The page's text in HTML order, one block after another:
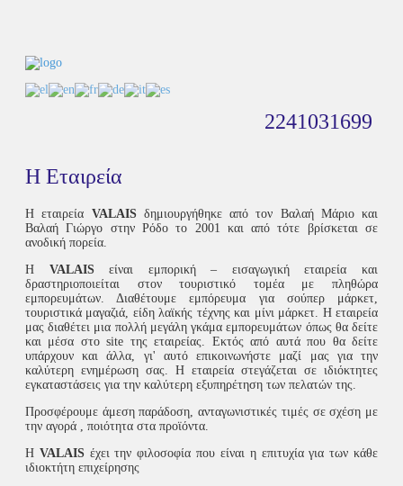
2241031699
Η Εταιρεία
Η εταιρεία VALAISδημιουργήθηκε από τον Βαλαή Μάριο και
Βαλαή Γιώργο στην Ρόδο το 2001 και από τότε βρίσκεται σε
ανοδική πορεία.
Η VALAISείναι εμπορική – εισαγωγική εταιρεία και
δραστηριοποιείται στον τουριστικό τομέα με πληθώρα
εμπορευμάτων. Διαθέτουμε εμπόρευμα για σούπερ μάρκετ,
τουριστικά μαγαζιά, είδη λαϊκής τέχνης και μίνι μάρκετ. Η εταιρεία
μας διαθέτει μια πολλή μεγάλη γκάμα εμπορευμάτων όπως θα δείτε
και μέσα στο site της εταιρείας. Εκτός από αυτά που θα δείτε
υπάρχουν και άλλα, γι' αυτό επικοινωνήστε μαζί μας για την
καλύτερη ενημέρωση σας. Η εταιρεία στεγάζεται σε ιδιόκτητες
εγκαταστάσεις για την καλύτερη εξυπηρέτηση των πελατών της.
Προσφέρουμε άμεση παράδοση, ανταγωνιστικές τιμές σε σχέση με
την αγορά , ποιότητα στα προϊόντα.
Η VALAISέχει την φιλοσοφία που είναι η επιτυχία για των κάθε
ιδιοκτήτη επιχείρησης